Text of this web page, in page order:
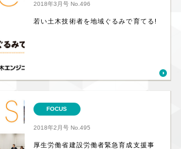
2018年3月号No.496
若い土木技術者を地域ぐるみで育てる!
FOCUS
2018年2月号No.495
厚生労働省建設労働者緊急育成支援事